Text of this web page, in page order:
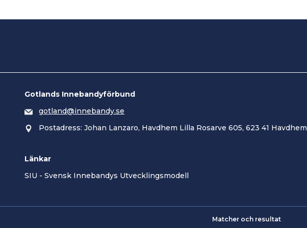
Gotlands Innebandyförbund
gotland@innebandy.se
Postadress: Johan Lanzaro, Havdhem Lilla Rosarve 605, 623 41 Havdhem
Länkar
SIU - Svensk Innebandys Utvecklingsmodell
Matcher och resultat